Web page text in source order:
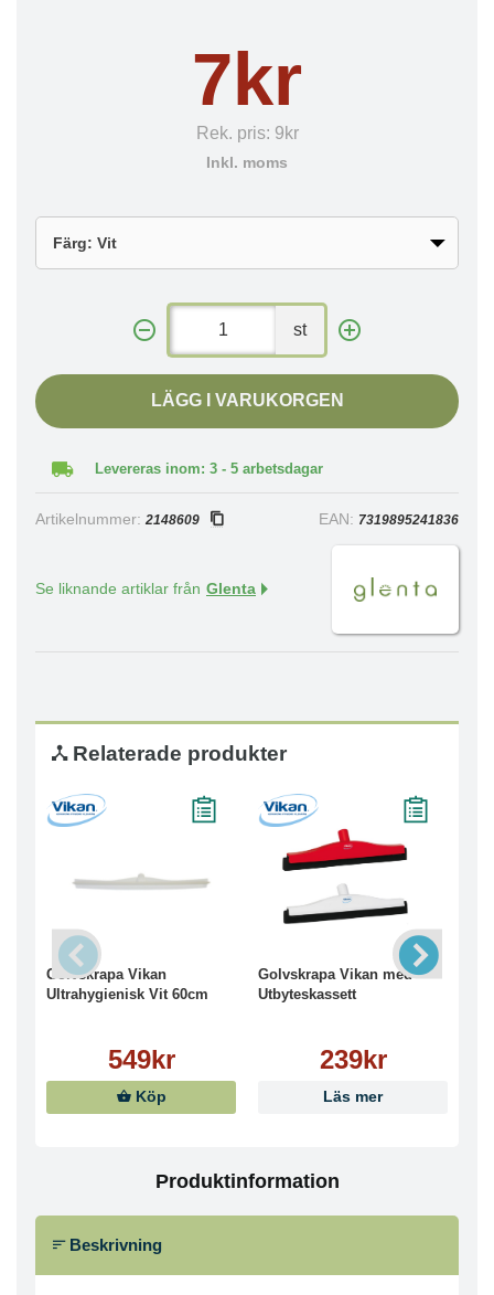
7kr
Rek. pris: 9kr
Inkl. moms
st
LÄGG I VARUKORGEN
Levereras inom: 3 - 5 arbetsdagar
Artikelnummer: 2148609 EAN: 7319895241836
Se liknande artiklar från Glenta
Relaterade produkter
Golvskrapa Vikan
Ultrahygienisk Vit 60cm
549kr
Köp
Golvskrapa Vikan med
Utbyteskassett
239kr
Läs mer
Produktinformation
Beskrivning